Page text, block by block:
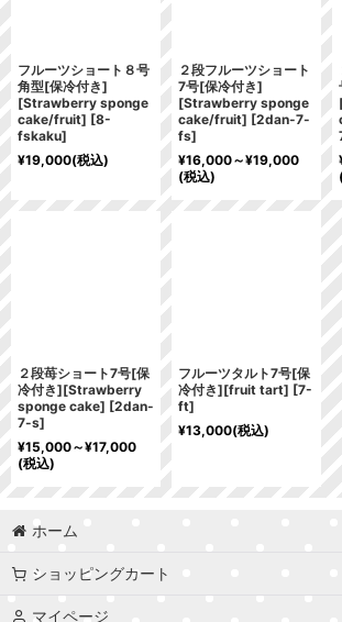
フルーツショート８号
角型[保冷付き]
[Strawberry sponge
cake/fruit] [8-
fskaku]
¥19,000(税込)
２段フルーツショート
7号[保冷付き]
[Strawberry sponge
cake/fruit] [2dan-7-
fs]
¥16,000～¥19,000
(税込)
２段苺ショート7号[保
冷付き][Strawberry
sponge cake] [2dan-
7-s]
¥15,000～¥17,000
(税込)
フルーツタルト7号[保
冷付き][fruit tart] [7-
ft]
¥13,000(税込)
ホーム
ショッピングカート
マイページ